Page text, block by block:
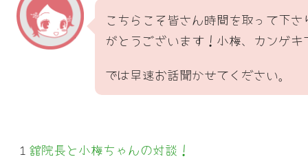
こちらこそ皆さん時間を取って下さ
がとうございます！小梅、カンゲキ
では早速お話聞かせてください。
１ 舘院長と小梅ちゃんの対談！